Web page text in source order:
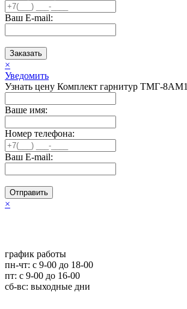
Ваш E-mail:
Заказать
×
Уведомить
Узнать цену Комплект гарнитур ТМГ-8АМ1
Ваше имя:
Номер телефона:
Ваш E-mail:
Отправить
×
график работы
пн-чт: c 9-00 до 18-00
пт: с 9-00 до 16-00
сб-вс: выходные дни